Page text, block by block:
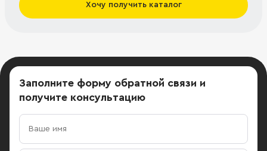
Хочу получить каталог
Заполните форму обратной связи и
получите консультацию